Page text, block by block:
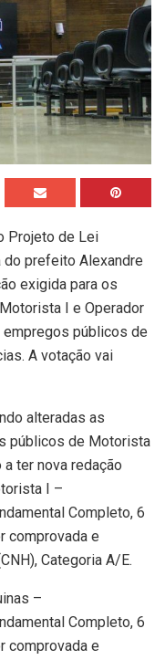
Projeto de Lei
do prefeito Alexandre
exigida para os
I e Operador
públicos de
A votação vai
alteradas as
públicos de Motorista
ter nova redação
I –
Completo, 6
comprovada e
Categoria A/E.
–
Completo, 6
comprovada e